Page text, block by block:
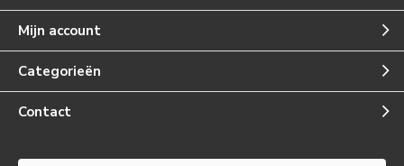
Mijn account
Categorieën
Contact